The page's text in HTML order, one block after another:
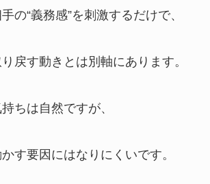
の“義務感”を刺激するだけで、
戻す動きとは別軸にあります。
ちは自然ですが、
す要因にはなりにくいです。